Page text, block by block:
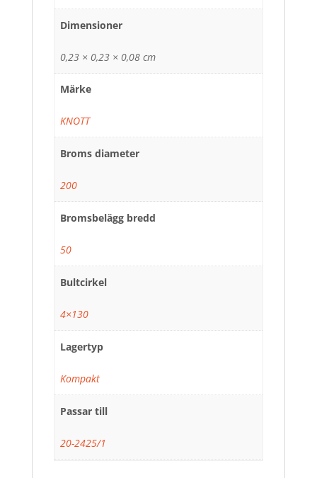
Dimensioner
0,23 × 0,23 × 0,08 cm
Märke
KNOTT
Broms diameter
200
Bromsbelägg bredd
50
Bultcirkel
4×130
Lagertyp
Kompakt
Passar till
20-2425/1